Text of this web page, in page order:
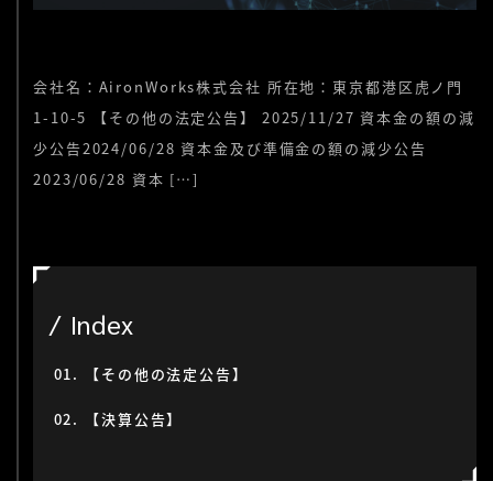
会社名：AironWorks株式会社 所在地：東京都港区虎ノ門
1-10-5 【その他の法定公告】 2025/11/27 資本金の額の減
少公告2024/06/28 資本金及び準備金の額の減少公告
2023/06/28 資本 […]
Index
【その他の法定公告】
【決算公告】